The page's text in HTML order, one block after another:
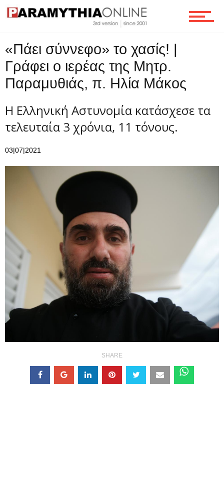
«Πάει σύννεφο» το χασίς! |
Γράφει ο ιερέας της Μητρ.
Παραμυθιάς, π. Ηλία Μάκος
Η Ελληνική Αστυνομία κατάσχεσε τα
τελευταία 3 χρόνια, 11 τόνους.
03|07|2021
SHARE